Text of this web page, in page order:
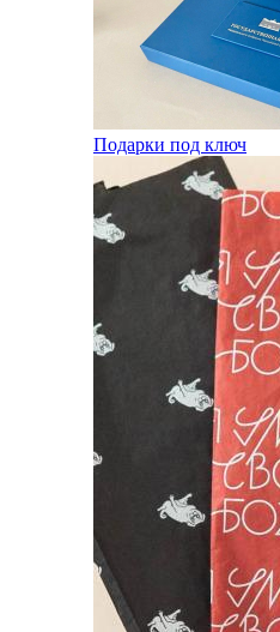
Подарки под ключ